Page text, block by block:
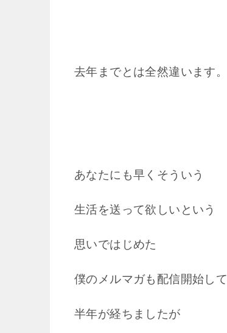
去年までとは全然違います。
あなたにも早くそういう
生活を送って欲しいという
思いではじめた
僕のメルマガも配信開始して
半年が経ちましたが